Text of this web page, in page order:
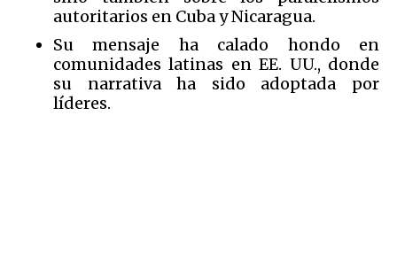
autoritarios en Cuba y Nicaragua.
Su mensaje ha calado hondo en
comunidades latinas en EE. UU., donde
su narrativa ha sido adoptada por
líderes.